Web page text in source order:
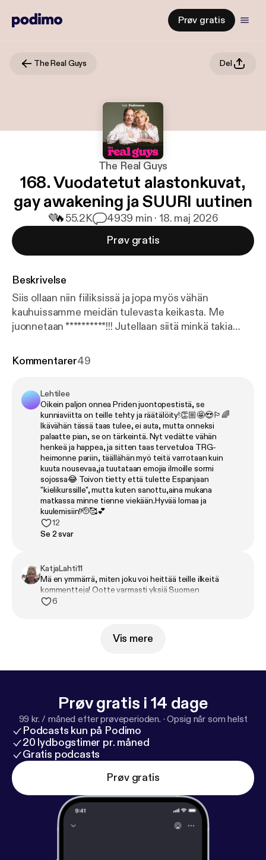
Prøv gratis
The Real Guys Del
The Real Guys
168. Vuodatetut alastonkuvat,
gay awakening ja SUURI uutinen
💜🔥55.2K 4939 min · 18. maj 2026
Prøv gratis
Beskrivelse
Siis ollaan niin fiiliksissä ja jopa myös vähän
kauhuissamme meidän tulevasta keikasta. Me
juonnetaan **********!!! Jutellaan siitä minkä takia
awakening hetkiä. Testataan jaksossa meitä JA sua
Kommentarer49
Lehtilee
Oikein paljon onnea Priden juontopestistä, se
kunniaviitta on teille tehty ja räätälöity!👏🏼🤩😍🏳️‍🌈
Ikävähän tässä taas tulee, ei auta, mutta onneksi
palaatte pian, se on tärkeintä. Nyt vedätte vähän
henkeä ja happea, ja sitten taas tervetuloa TRG-
heimonne pariin, täällähän myö teitä varrotaan kuin
kuuta nousevaa,ja tuutataan emojia ilmoille sormi
sojossa😂 Toivon tietty että tulette Espanjaan
"kielikurssille", mutta kuten sanottu,aina mukana
matkassa minne tienne viekään.Hyvää lomaa ja
kuulemisiin!🫡🥰💕
12
Se 2 svar
KatjaLahti11
Mä en ymmärrä, miten joku voi heittää teille ilkeitä
kommentteja! Ootte varmasti yksiä Suomen
hauskimmista ja mukavimmista ihmisistä. Ootte tuoneet
podcastailua vielä pitkään. Ja onnea uudesta
juontohommasta! You guys rock! 🤘💪🥰
6
Vis mere
Prøv gratis i 14 dage
99 kr. / måned efter prøveperioden. ·Opsig når som helst
Podcasts kun på Podimo
20 lydbogstimer pr. måned
Gratis podcasts
Prøv gratis